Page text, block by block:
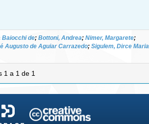
Baiocchi de; Bottoni, Andrea; Nimer, Margarete;
Augusto de Aguiar Carrazedo; Sigulem, Dirce Maria
1 a 1 de 1